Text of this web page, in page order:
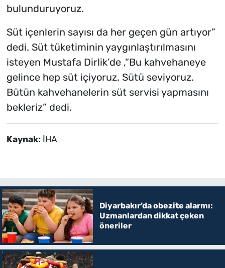
bulunduruyoruz.
Süt içenlerin sayısı da her geçen gün artıyor”
dedi. Süt tüketiminin yaygınlaştırılmasını
isteyen Mustafa Dirlik’de ,“Bu kahvehaneye
gelince hep süt içiyoruz. Sütü seviyoruz.
Bütün kahvehanelerin süt servisi yapmasını
bekleriz” dedi.
Kaynak: İHA
Diyarbakır’da obezite alarmı:
Uzmanlardan dikkat çeken
öneriler